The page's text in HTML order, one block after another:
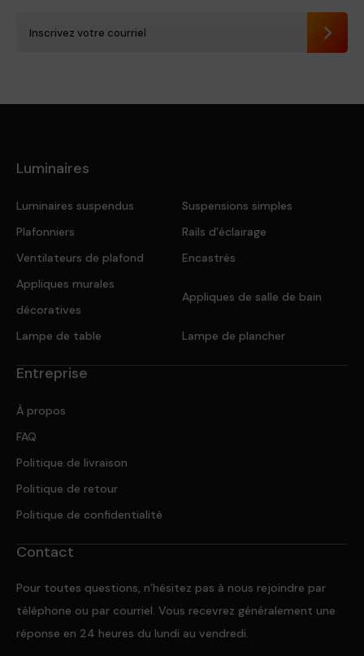
Luminaires
Luminaires suspendus
Suspensions simples
Plafonniers
Rails d’éclairage
Ventilateurs de plafond
Encastrés
Appliques murales
décoratives
Appliques de salle de bain
Lampe de table Lampe de plancher
Entreprise
À propos
FAQ
Politique de livraison
Politique de retour
Politique de confidentialité
Contact
Pour toutes questions, n’hésitez pas à nous rejoindre par
téléphone ou par courriel. Vous recevrez généralement une
réponse en 24 heures du lundi au vendredi.